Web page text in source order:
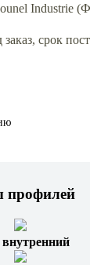
Industrie
срок
профилей